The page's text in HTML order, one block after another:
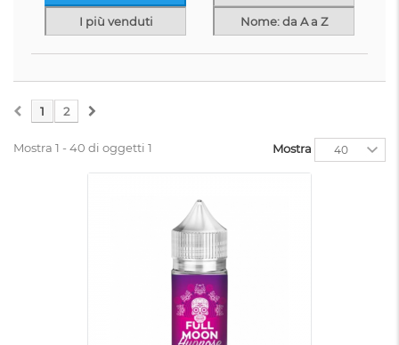
I più venduti Nome: da A a Z
1 2
Mostra 1 - 40 di oggetti 1 Mostra 40